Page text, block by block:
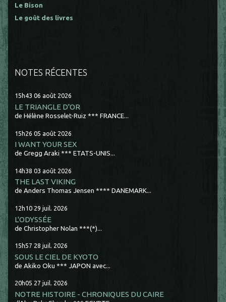
Le Bison
Le goût des livres
NOTES RÉCENTES
15h43 06 août 2026
LE TRIANGLE D'OR
de Hélène Rosselet-Ruiz *** FRANCE...
15h26 05 août 2026
I WANT YOUR SEX
de Gregg Araki *** ETATS-UNIS...
14h38 03 août 2026
THE LAST VIKING
de Anders Thomas Jensen **** DANEMARK...
12h10 29 juil. 2026
L'ODYSSÉE
de Christopher Nolan ***(*)...
15h57 28 juil. 2026
SOUS LE CIEL DE KYOTO
de Akiko Oku *** JAPON avec...
20h05 27 juil. 2026
NOTRE HISTOIRE - CHRONIQUES DU CAIRE